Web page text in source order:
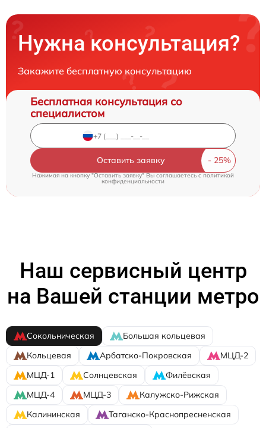
Нужна консультация?
Закажите бесплатную консультацию
Бесплатная консультация со
специалистом
Оставить заявку
Нажимая на кнопку "Оставить заявку" Вы соглашаетесь cполитикой
конфиденциальности
Наш сервисный центр
на Вашей станции метро
Сокольническая
Большая кольцевая
Кольцевая
Арбатско-Покровская
МЦД-2
МЦД-1
Солнцевская
Филёвская
МЦД-4
МЦД-3
Калужско-Рижская
Калининская
Таганско-Краснопресненская